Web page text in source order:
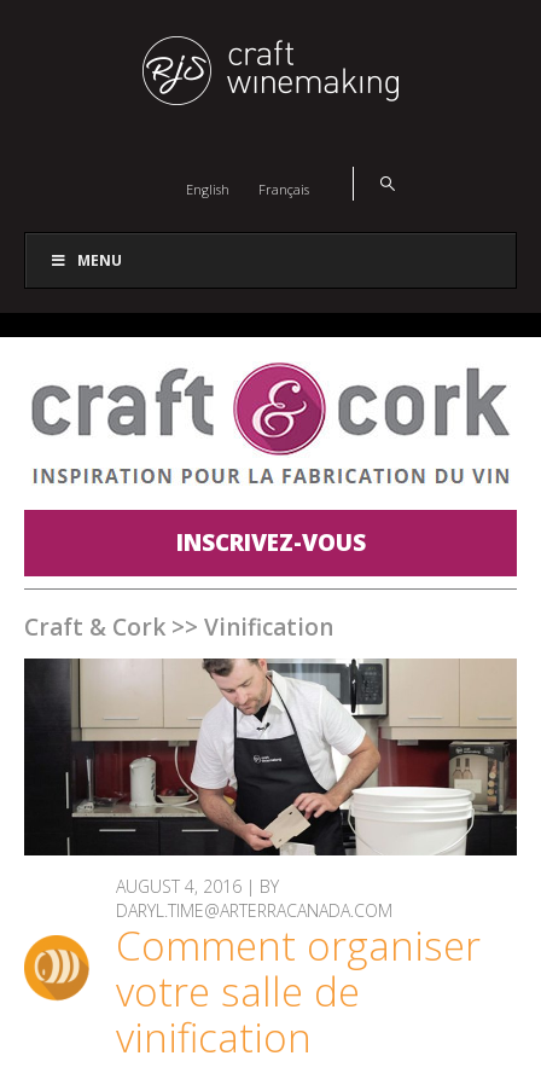
English Français
MENU
INSCRIVEZ-VOUS
Craft & Cork >> Vinification
AUGUST 4, 2016 | BY
DARYL.TIME@ARTERRACANADA.COM
Comment organiser
votre salle de
vinification